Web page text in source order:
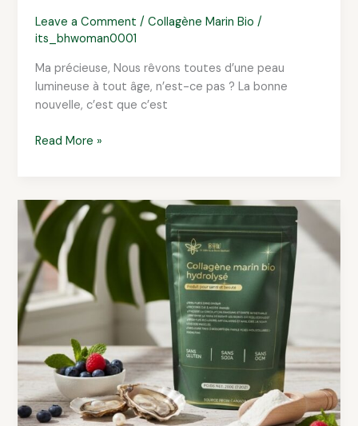
Leave a Comment /Collagène Marin Bio /
its_bhwoman0001
Ma précieuse, Nous rêvons toutes d’une peau
lumineuse à tout âge, n’est-ce pas ? La bonne
nouvelle, c’est que c’est
Read More »
Le
collagène
marin
bio
–
Beautiful
healthy
woman